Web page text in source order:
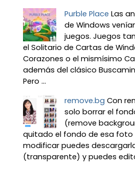
Purble Place Las
de Windows
juegos. Juegos
el Solitario de Cartas de
Corazones o el mismísimo
además del clásico
Pero ...
remove.bg Con
solo borrar el
(remove
quitado el fondo de esa foto
modificar puedes
(transparente) y puedes